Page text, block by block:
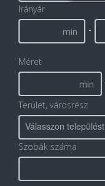
Irányár
-
Méret
Terület, városrész
Válasszon települést
Szobák száma